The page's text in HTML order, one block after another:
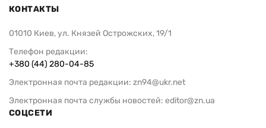
КОНТАКТЫ
01010 Киев, ул. Князей Острожских, 19/1
Телефон редакции:
+380 (44) 280-04-85
Электронная почта редакции: zn94@ukr.net
Электронная почта службы новостей: editor@zn.ua
СОЦСЕТИ